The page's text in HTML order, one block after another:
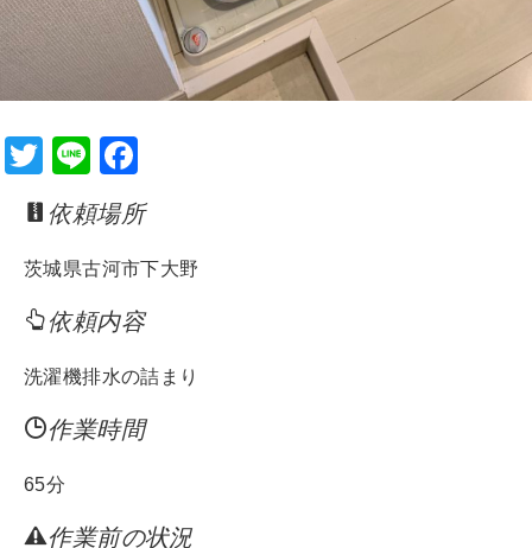
T
wi
tt
er
Li
n
e
a
c
e
b
o
o
k
依頼場所
茨城県古河市下大野
依頼内容
洗濯機排水の詰まり
作業時間
65分
作業前の状況